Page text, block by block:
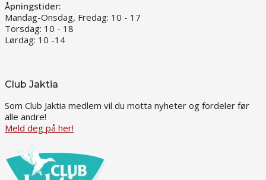
Åpningstider:
Mandag-Onsdag, Fredag: 10 - 17
Torsdag: 10 - 18
Lørdag: 10 -14
Club Jaktia
Som Club Jaktia medlem vil du motta nyheter og fordeler før
alle andre!
Meld deg på her!